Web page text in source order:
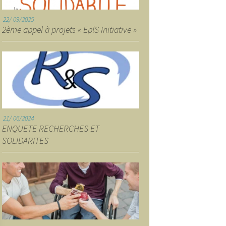
22 09/2025
2ème appel à projets « EplS Initiative »
21 06/2024
ENQUETE RECHERCHES ET
SOLIDARITES